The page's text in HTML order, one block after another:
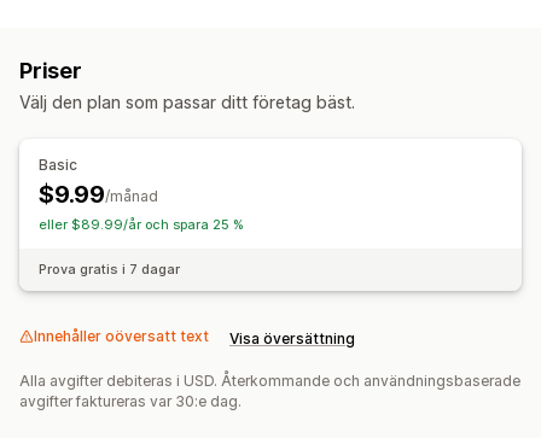
Priser
Välj den plan som passar ditt företag bäst.
Basic
$9.99/månad
eller $89.99/år och spara 25 %
Prova gratis i 7 dagar
Innehåller oöversatt text Visa översättning
Alla avgifter debiteras i USD. Återkommande och användningsbaserade
avgifter faktureras var 30:e dag.